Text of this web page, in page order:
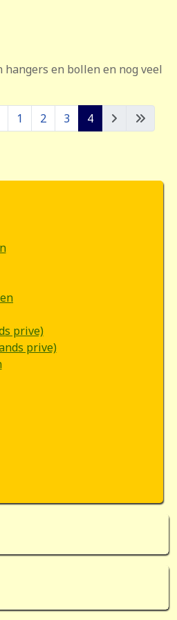
hangers en bollen en nog veel
1 2 3 4
prive)
prive)